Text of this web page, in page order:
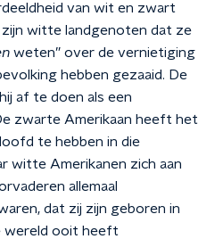
van wit en zwart
witte landgenoten dat ze
weten” over de vernietiging
hebben gezaaid. De
af te doen als een
zwarte Amerikaan heeft het
te hebben in die
witte Amerikanen zich aan
allemaal
dat zij zijn geboren in
wereld ooit heeft